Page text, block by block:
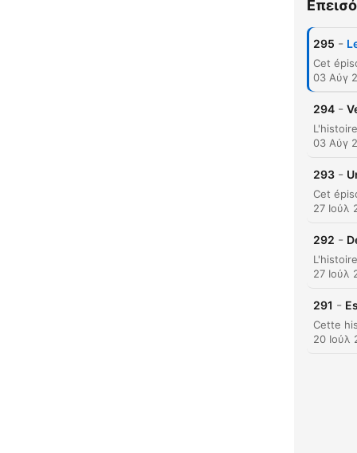
295 -
03 Αύγ
294 -
03 Αύγ
293 -
27 Ιούλ
292 -
27 Ιούλ
291 -
20 Ιούλ